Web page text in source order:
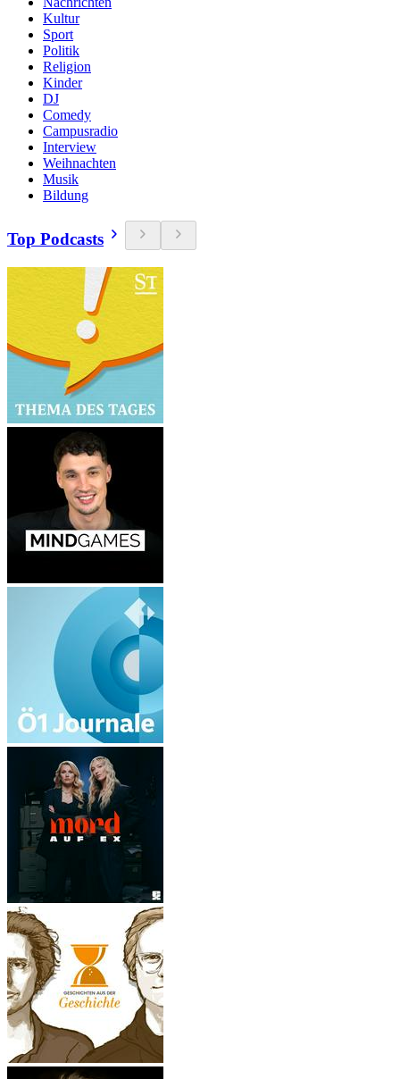
Kultur
Sport
Politik
Religion
Kinder
DJ
Comedy
Campusradio
Interview
Weihnachten
Musik
Bildung
Top Podcasts